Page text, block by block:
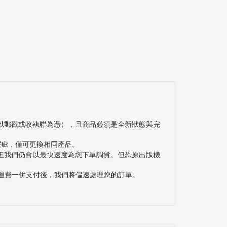
戳或收執聯為憑），且商品必須是全新狀態與完
，僅可更換相同產品。
們仍會以最快速度為您下單調貨。但恐原出版機
一併支付後，我們將儘速處理您的訂單。